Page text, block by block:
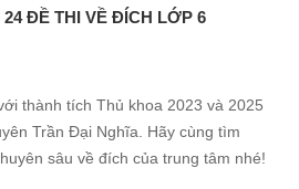
ĐỀ THI VỀ ĐÍCH LỚP 6
thành tích Thủ khoa 2023 và 2025
Trần Đại Nghĩa. Hãy cùng tìm
sâu về đích của trung tâm nhé!